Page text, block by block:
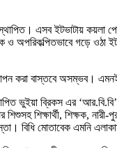
এসব ইটভাটায়
ও অপরিকল্পিতভাবে গড়ে
করা বাস্তবে অসম্ভব।
ভুইয়া ব্রিকস এর
শিক্ষার্থী, শিক্ষক,
বিধি মোতাবেক এমনি